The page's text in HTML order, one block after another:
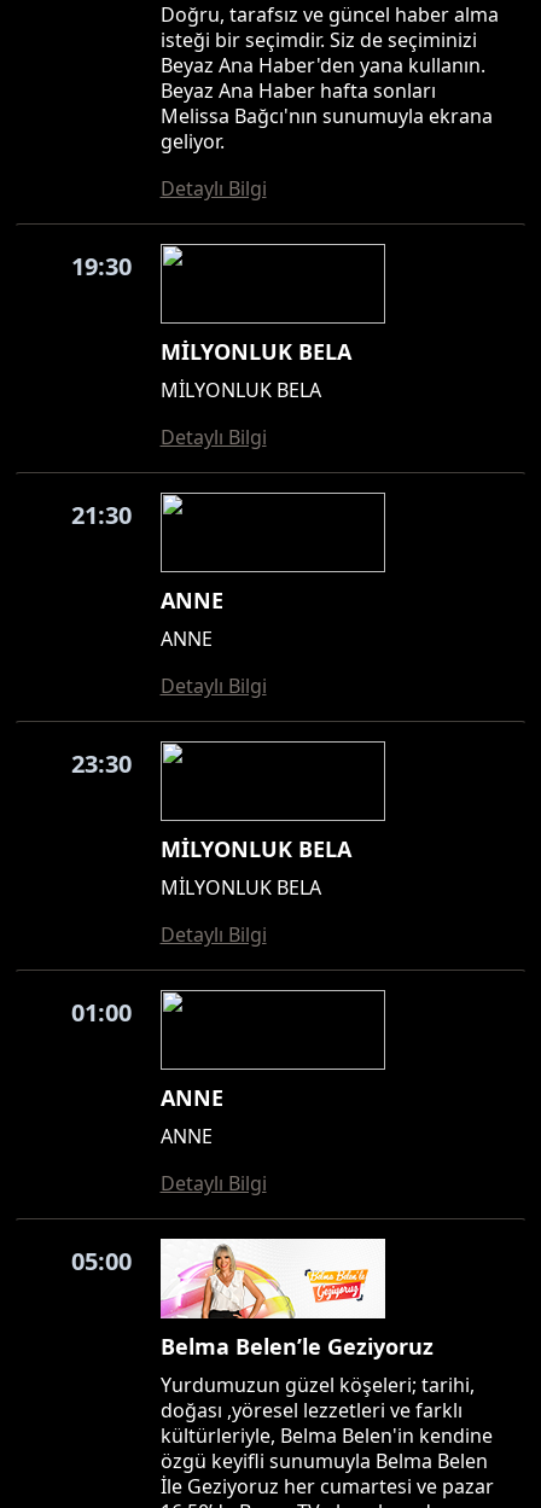
Doğru, tarafsız ve güncel haber alma
isteği bir seçimdir. Siz de seçiminizi
Beyaz Ana Haber'den yana kullanın.
Beyaz Ana Haber hafta sonları
Melissa Bağcı'nın sunumuyla ekrana
geliyor.
Detaylı Bilgi
19:30
MİLYONLUK BELA
MİLYONLUK BELA
Detaylı Bilgi
21:30
ANNE
ANNE
Detaylı Bilgi
23:30
MİLYONLUK BELA
MİLYONLUK BELA
Detaylı Bilgi
01:00
ANNE
ANNE
Detaylı Bilgi
05:00
Belma Belen’le Geziyoruz
Yurdumuzun güzel köşeleri; tarihi,
doğası ,yöresel lezzetleri ve farklı
kültürleriyle, Belma Belen'in kendine
özgü keyifli sunumuyla Belma Belen
İle Geziyoruz her cumartesi ve pazar